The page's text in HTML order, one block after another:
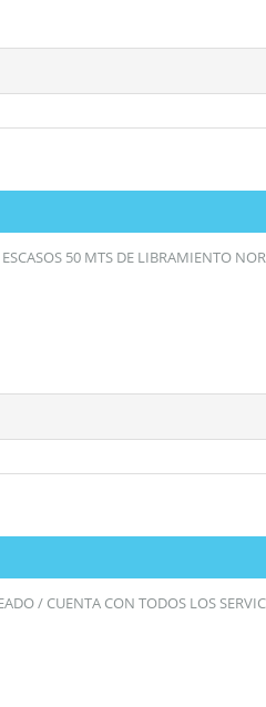
50 MTS DE LIBRAMIENTO
/ CUENTA CON TODOS LOS